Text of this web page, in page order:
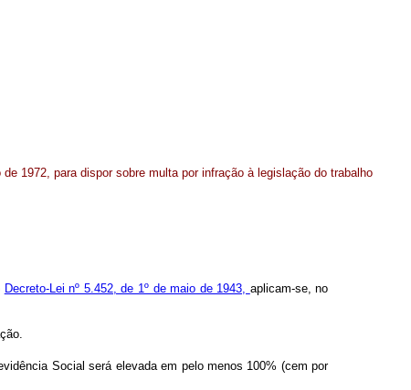
1972, para dispor sobre multa por infração à legislação do trabalho
Decreto-Lei nº 5.452, de 1º de maio de 1943, aplicam-se, no
Social será elevada em pelo menos 100% (cem por